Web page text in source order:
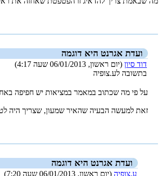
ועדת אגרנט היא דוגמה
דוד סיון (יום ראשון, 06/01/2013 שעה 4:17)
בתשובה לע.צופיה
על פי מה שכתוב במאמר במציאות יש חפיפה
זאת למעשה הבעיה שהאיר שמעון, שצריך היה
ועדת אגרנט היא דוגמה
ע.צופיה (יום ראשון, 06/01/2013 שעה 7:20)